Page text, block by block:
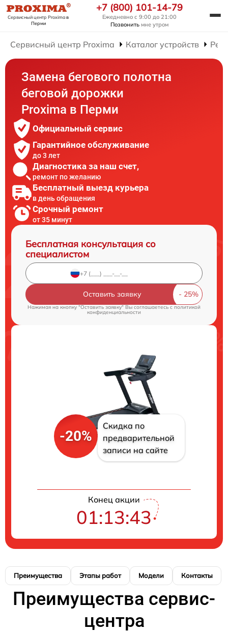
Сервисный центр Proximaв
Перми
+7 (800) 101-14-79
Ежедневно с 9:00 до 21:00
Позвонить мне утром
Сервисный центр Proxima Каталог устройств
Замена бегового полотна
беговой дорожки
Proxima в Перми
Официальный сервис
Гарантийное обслуживание
до 3 лет
Диагностика за наш счет,
ремонт по желанию
Бесплатный выезд курьера
в день обращения
Срочный ремонт
от 35 минут
Бесплатная консультация со
специалистом
Оставить заявку
Нажимая на кнопку "Оставить заявку" Вы соглашаетесь cполитикой
конфиденциальности
-20%
Скидка по
предварительной
записи на сайте
Конец акции
01:13:43
Преимущества Этапы работ Модели Контакты
Преимущества сервис-
центра